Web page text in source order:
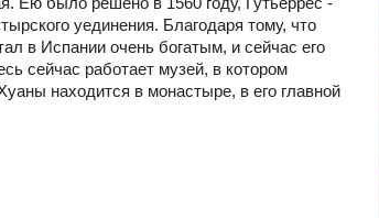
уединения. Благодаря тому, что
в Испании очень богатым, и сейчас его
сейчас работает музей, в котором
находится в монастыре, в его главной